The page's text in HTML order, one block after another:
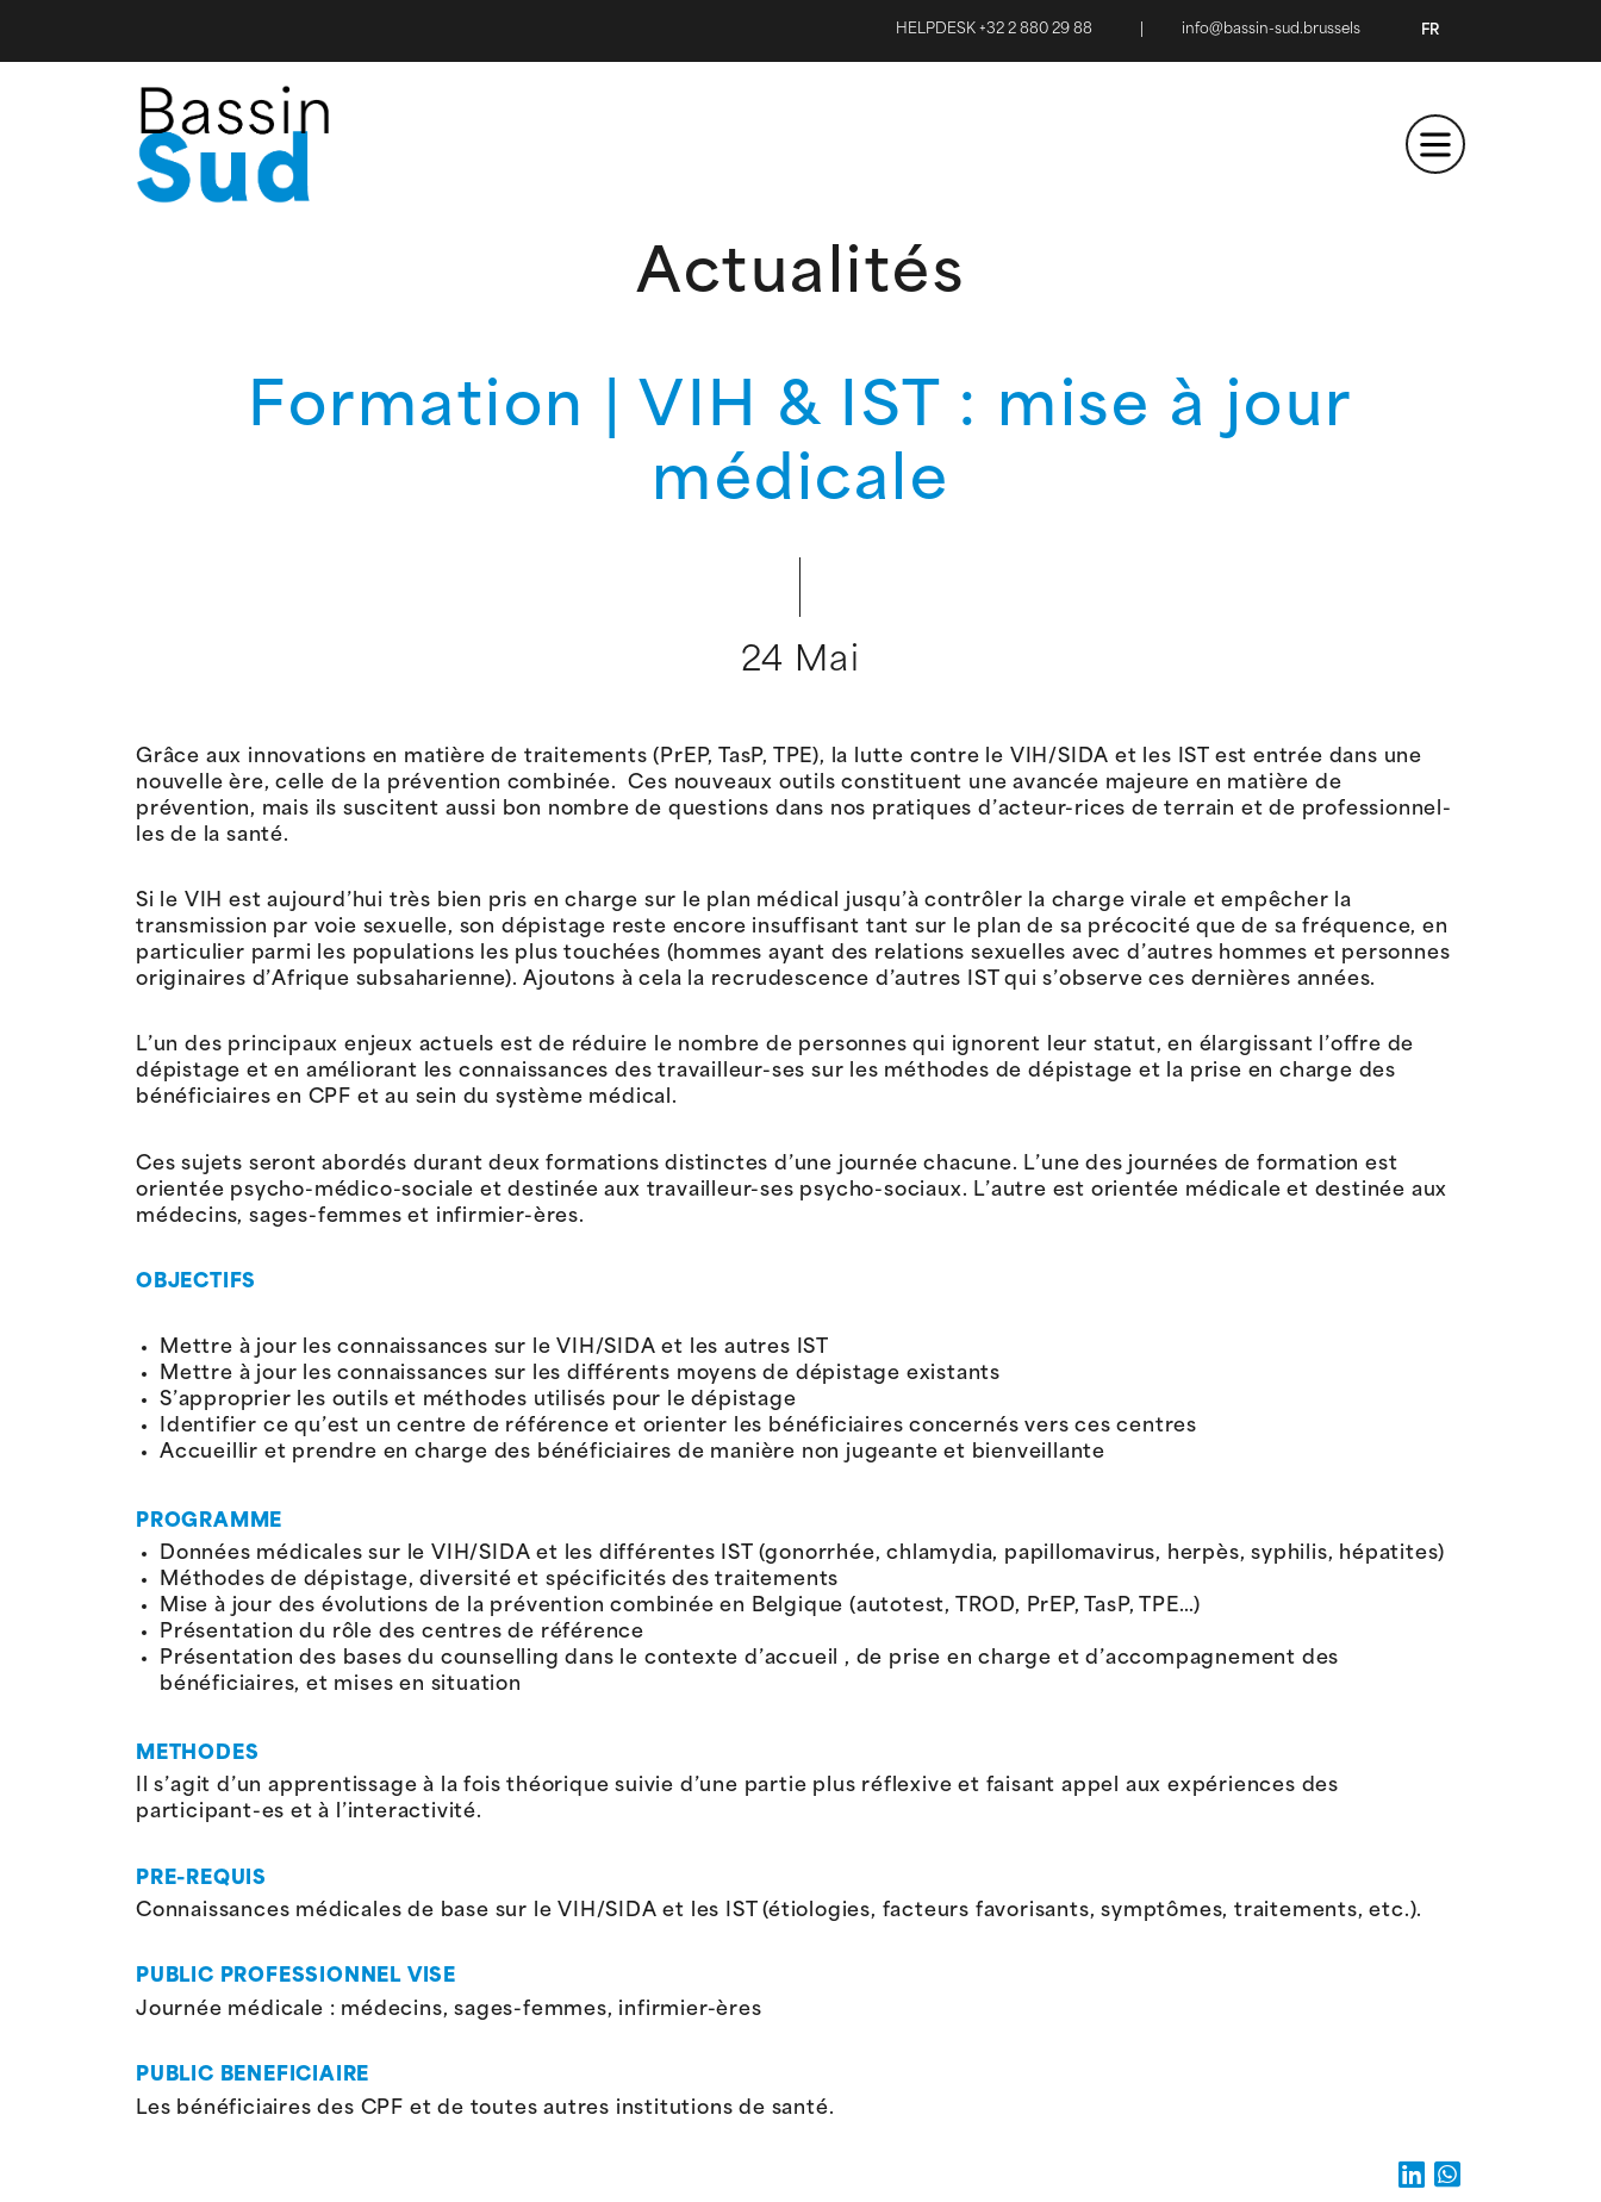
HELPDESK +32 2 880 29 88 info@bassin-sud.brussels FR
Actualités
Formation | VIH & IST : mise à jour
médicale
24 Mai
Grâce aux innovations en matière de traitements (PrEP, TasP, TPE), la lutte contre le VIH/SIDA et les IST est entrée dans une
nouvelle ère, celle de la prévention combinée. Ces nouveaux outils constituent une avancée majeure en matière de
prévention, mais ils suscitent aussi bon nombre de questions dans nos pratiques d’acteur-rices de terrain et de professionnel-
les de la santé.
Si le VIH est aujourd’hui très bien pris en charge sur le plan médical jusqu’à contrôler la charge virale et empêcher la
transmission par voie sexuelle, son dépistage reste encore insuffisant tant sur le plan de sa précocité que de sa fréquence, en
particulier parmi les populations les plus touchées (hommes ayant des relations sexuelles avec d’autres hommes et personnes
originaires d’Afrique subsaharienne). Ajoutons à cela la recrudescence d’autres IST qui s’observe ces dernières années.
L’un des principaux enjeux actuels est de réduire le nombre de personnes qui ignorent leur statut, en élargissant l’offre de
dépistage et en améliorant les connaissances des travailleur-ses sur les méthodes de dépistage et la prise en charge des
bénéficiaires en CPF et au sein du système médical.
Ces sujets seront abordés durant deux formations distinctes d’une journée chacune. L’une des journées de formation est
orientée psycho-médico-sociale et destinée aux travailleur-ses psycho-sociaux. L’autre est orientée médicale et destinée aux
médecins, sages-femmes et infirmier-ères.
OBJECTIFS
Mettre à jour les connaissances sur le VIH/SIDA et les autres IST
Mettre à jour les connaissances sur les différents moyens de dépistage existants
S’approprier les outils et méthodes utilisés pour le dépistage
Identifier ce qu’est un centre de référence et orienter les bénéficiaires concernés vers ces centres
Accueillir et prendre en charge des bénéficiaires de manière non jugeante et bienveillante
PROGRAMME
Données médicales sur le VIH/SIDA et les différentes IST (gonorrhée, chlamydia, papillomavirus, herpès, syphilis, hépatites)
Méthodes de dépistage, diversité et spécificités des traitements
Mise à jour des évolutions de la prévention combinée en Belgique (autotest, TROD, PrEP, TasP, TPE…)
Présentation du rôle des centres de référence
Présentation des bases du counselling dans le contexte d’accueil , de prise en charge et d’accompagnement des
bénéficiaires, et mises en situation
METHODES
Il s’agit d’un apprentissage à la fois théorique suivie d’une partie plus réflexive et faisant appel aux expériences des
participant-es et à l’interactivité.
PRE-REQUIS
Connaissances médicales de base sur le VIH/SIDA et les IST (étiologies, facteurs favorisants, symptômes, traitements, etc.).
PUBLIC PROFESSIONNEL VISE
Journée médicale : médecins, sages-femmes, infirmier-ères
PUBLIC BENEFICIAIRE
Les bénéficiaires des CPF et de toutes autres institutions de santé.